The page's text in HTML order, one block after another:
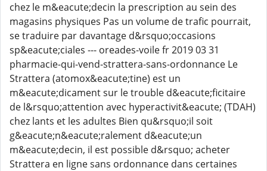
chez le m&eacute;decin la prescription au sein des
magasins physiques Pas un volume de trafic pourrait,
se traduire par davantage d&rsquo;occasions
sp&eacute;ciales --- oreades-voile fr 2019 03 31
pharmacie-qui-vend-strattera-sans-ordonnance Le
Strattera (atomox&eacute;tine) est un
m&eacute;dicament sur le trouble d&eacute;ficitaire
de l&rsquo;attention avec hyperactivit&eacute; (TDAH)
chez lants et les adultes Bien qu&rsquo;il soit
g&eacute;n&eacute;ralement d&eacute;un
m&eacute;decin, il est possible d&rsquo; acheter
Strattera en ligne sans ordonnance dans certaines